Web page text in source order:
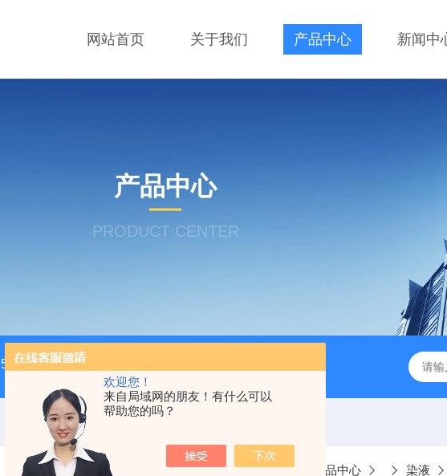
欢迎您！
来自局域网的朋友！有什么可以
帮助您的吗？
网站首页 关于我们 产品中心 新闻中
产品中心
PRODUCT CENTER
500次MTS细胞增殖与细胞毒性检测试剂盒 48t/96t国产ELISA试剂盒,免费
当前位置：首页 产品中心 染液